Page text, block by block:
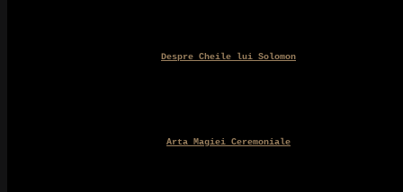
Despre Cheile lui Solomon
Arta Magiei Ceremoniale